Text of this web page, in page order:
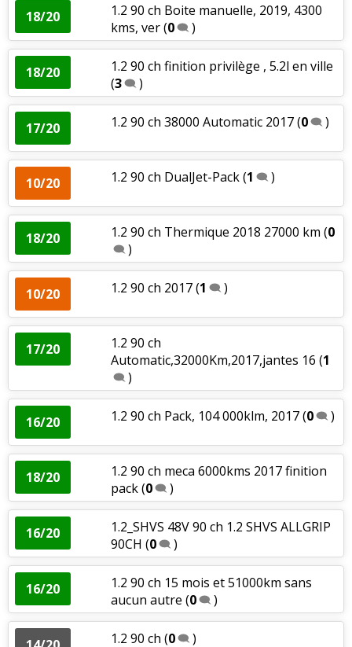
18/20
1.2 90 ch Boite manuelle, 2019, 4300
kms, ver(0 )
18/20
1.2 90 ch finition privilège , 5.2l en ville
(3 )
17/20 1.2 90 ch 38000 Automatic 2017(0 )
10/20 1.2 90 ch DualJet-Pack(1 )
18/20 1.2 90 ch Thermique 2018 27000 km (0
)
10/20 1.2 90 ch 2017(1 )
17/20
1.2 90 ch
Automatic,32000Km,2017,jantes 16 (1
)
16/20 1.2 90 ch Pack, 104 000klm, 2017(0 )
18/20
1.2 90 ch meca 6000kms 2017 finition
pack(0 )
16/20
1.2_SHVS 48V 90 ch 1.2 SHVS ALLGRIP
90CH (0 )
16/20
1.2 90 ch 15 mois et 51000km sans
aucun autre (0 )
1.2 90 ch (0 )